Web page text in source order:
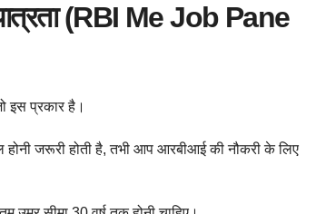
(RBI Me Job Pane
इस प्रकार है।
जरूरी होती है, तभी आप आरबीआई की नौकरी के लिए